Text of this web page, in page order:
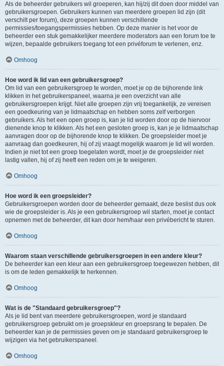
Als de beheerder gebruikers wil groeperen, kan hij/zij dit doen door middel van
gebruikersgroepen. Gebruikers kunnen van meerdere groepen lid zijn (dit
verschilt per forum), deze groepen kunnen verschillende
permissies/toegangspermissies hebben. Op deze manier is het voor de
beheerder een stuk gemakkelijker meerdere moderators aan een forum toe te
wijzen, bepaalde gebruikers toegang tot een privéforum te verlenen, enz.
Omhoog
Hoe word ik lid van een gebruikersgroep?
Om lid van een gebruikersgroep te worden, moet je op de bijhorende link
klikken in het gebruikerspaneel, waarna je een overzicht van alle
gebruikersgroepen krijgt. Niet alle groepen zijn vrij toegankelijk, ze vereisen
een goedkeuring van je lidmaatschap en hebben soms zelf verborgen
gebruikers. Als het een open groep is, kan je lid worden door op de hiervoor
dienende knop te klikken. Als het een gesloten groep is, kan je je lidmaatschap
aanvragen door op de bijhorende knop te klikken. De groepsleider moet je
aanvraag dan goedkeuren, hij of zij vraagt mogelijk waarom je lid wil worden.
Indien je niet tot een groep toegelaten wordt, moet je de groepsleider niet
lastig vallen, hij of zij heeft een reden om je te weigeren.
Omhoog
Hoe word ik een groepsleider?
Gebruikersgroepen worden door de beheerder gemaakt, deze beslist dus ook
wie de groepsleider is. Als je een gebruikersgroep wil starten, moet je contact
opnemen met de beheerder, dit kan door hem/haar een privébericht te sturen.
Omhoog
Waarom staan verschillende gebruikersgroepen in een andere kleur?
De beheerder kan een kleur aan een gebruikersgroep toegewezen hebben, dit
is om de leden gemakkelijk te herkennen.
Omhoog
Wat is de "Standaard gebruikersgroep"?
Als je lid bent van meerdere gebruikersgroepen, word je standaard
gebruikersgroep gebruikt om je groepskleur en groepsrang te bepalen. De
beheerder kan je de permissies geven om je standaard gebruikersgroep te
wijzigen via het gebruikerspaneel.
Omhoog